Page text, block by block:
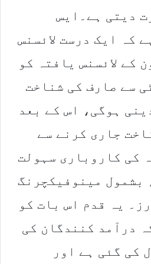
دیتی ہے۔ایس
کہ ایک درست لائسنس
کے لائسنس یافتہ کو
سے صارف کی شناخت
ہوگی، اس کے بعد
جاری کرنے سے
کی کاروباری سہولت
بشمول مینوفیکچرنگ
یہ قدم اس بات کو
درآمد کنندگان کی
کی گئی ہے اور